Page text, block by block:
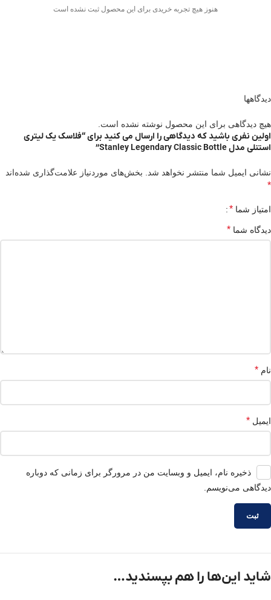
هنوز هیچ تجربه خریدی برای این محصول ثبت نشده است
دیدگاهها
هیچ دیدگاهی برای این محصول نوشته نشده است.
اولین نفری باشید که دیدگاهی را ارسال می کنید برای “فلاسک یک لیتری
استنلی مدل Stanley Legendary Classic Bottle”
نشانی ایمیل شما منتشر نخواهد شد. بخش‌های موردنیاز علامت‌گذاری شده‌اند
*
امتیاز شما *
دیدگاه شما *
نام *
ایمیل *
ذخیره نام، ایمیل و وبسایت من در مرورگر برای زمانی که دوباره
دیدگاهی می‌نویسم.
شاید این‌ها را هم بپسندید…